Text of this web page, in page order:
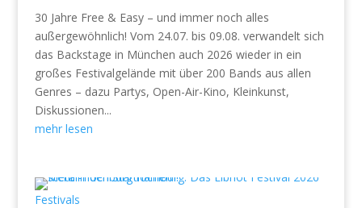
30 Jahre Free & Easy – und immer noch alles
außergewöhnlich! Vom 24.07. bis 09.08. verwandelt sich
das Backstage in München auch 2026 wieder in ein
großes Festivalgelände mit über 200 Bands aus allen
Genres – dazu Partys, Open-Air-Kino, Kleinkunst,
Diskussionen...
mehr lesen
Festivals